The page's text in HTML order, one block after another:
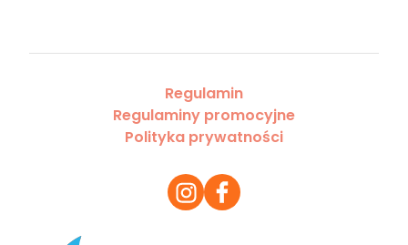
Regulamin
Regulaminy promocyjne
Polityka prywatności